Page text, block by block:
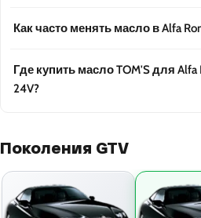
Как часто менять масло в Alfa
Где купить масло TOM'S для Alfa
24V?
Поколения GTV